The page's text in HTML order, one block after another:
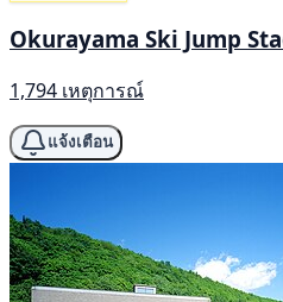
Okurayama Ski Jump
1,794 เหตุการณ์
แจ้งเตือน